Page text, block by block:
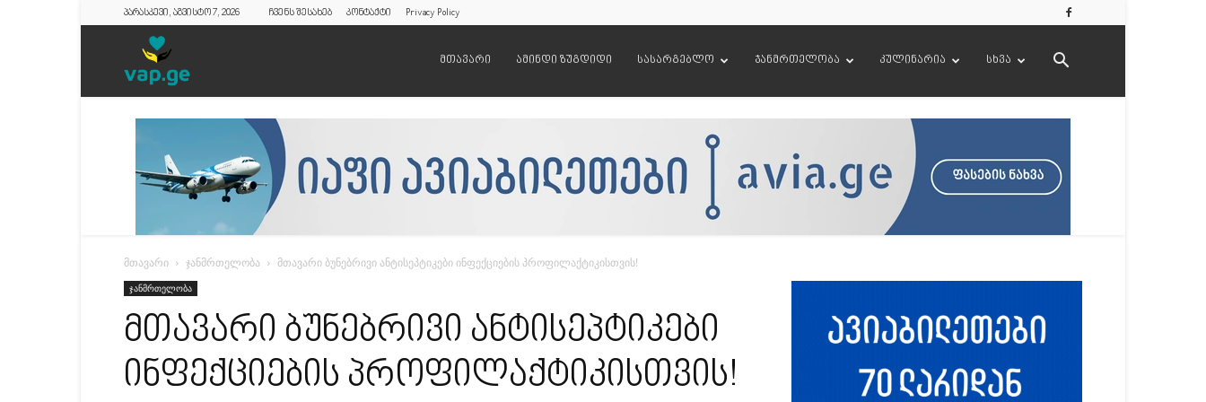
პარასკევი, აგვისტო 7, 2026 ჩვენს შესახებ კონტაქტი Privacy Policy
მთავარი ამინდი ზუგდიდი სასარგებლო ჯანმრთელობა კულინარია სხვა
მთავარი ჯანმრთელობა მთავარი ბუნებრივი ანტისეპტიკები ინფექციების პროფილაქტიკისთვის!
ჯანმრთელობა
მთავარი ბუნებრივი ანტისეპტიკები
ინფექციების პროფილაქტიკისთვის!